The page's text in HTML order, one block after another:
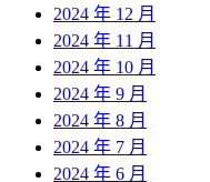
2024 年 12 月
2024 年 11 月
2024 年 10 月
2024 年 9 月
2024 年 8 月
2024 年 7 月
2024 年 6 月